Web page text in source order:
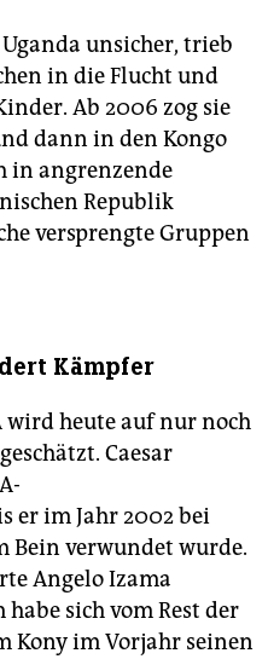
unsicher, trieb
in die Flucht und
Ab 2006 zog sie
dann in den Kongo
in angrenzende
Republik
versprengte Gruppen
Kämpfer
wird heute auf nur noch
Caesar
er im Jahr 2002 bei
Bein verwundet wurde.
Angelo Izama
sich vom Rest der
Kony im Vorjahr seinen